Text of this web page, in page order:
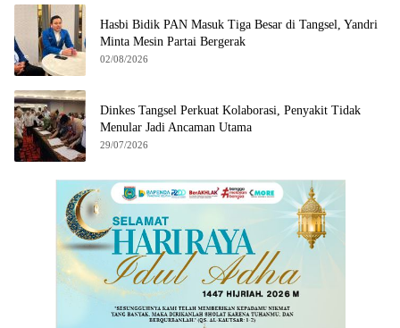
Hasbi Bidik PAN Masuk Tiga Besar di Tangsel, Yandri
Minta Mesin Partai Bergerak
02/08/2026
Dinkes Tangsel Perkuat Kolaborasi, Penyakit Tidak
Menular Jadi Ancaman Utama
29/07/2026